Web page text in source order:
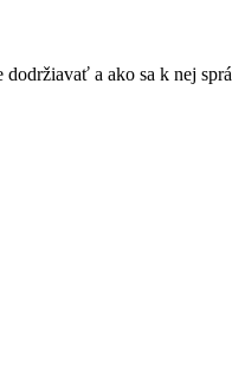
a ako sa k nej